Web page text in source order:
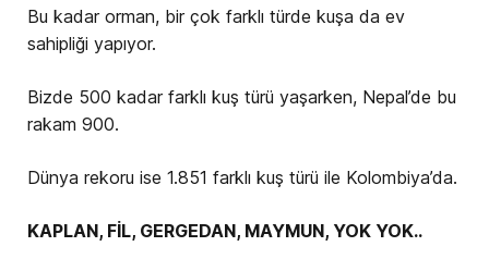
Bu kadar orman, bir çok farklı türde kuşa da ev
sahipliği yapıyor.
Bizde 500 kadar farklı kuş türü yaşarken, Nepal’de bu
rakam 900.
Dünya rekoru ise 1.851 farklı kuş türü ile Kolombiya’da.
KAPLAN, FİL, GERGEDAN, MAYMUN, YOK YOK..